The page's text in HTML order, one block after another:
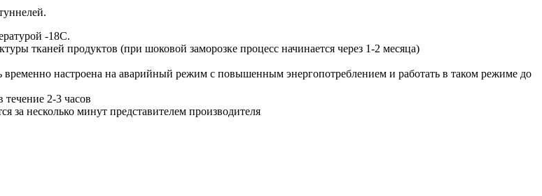
-18С.
тканей продуктов (при шоковой заморозке процесс начинается через 1-2 месяца)
временно настроена на аварийный режим с повышенным энергопотреблением и работать в таком режиме до
2-3 часов
за несколько минут представителем производителя